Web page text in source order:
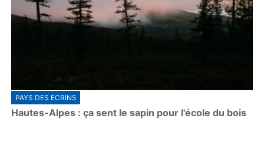
PAYS DES ECRINS
Hautes-Alpes : ça sent le sapin pour l'école du bois